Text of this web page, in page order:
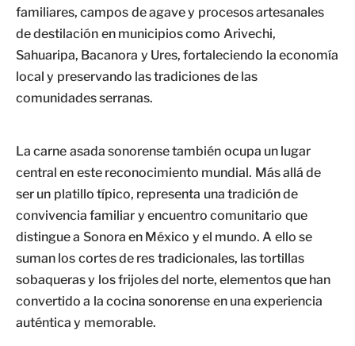
familiares, campos de agave y procesos artesanales
de destilación en municipios como Arivechi,
Sahuaripa, Bacanora y Ures, fortaleciendo la economía
local y preservando las tradiciones de las
comunidades serranas.
La carne asada sonorense también ocupa un lugar
central en este reconocimiento mundial. Más allá de
ser un platillo típico, representa una tradición de
convivencia familiar y encuentro comunitario que
distingue a Sonora en México y el mundo. A ello se
suman los cortes de res tradicionales, las tortillas
sobaqueras y los frijoles del norte, elementos que han
convertido a la cocina sonorense en una experiencia
auténtica y memorable.